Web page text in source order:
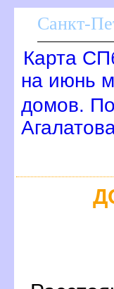
Санкт-
Карта
на июнь
домов.